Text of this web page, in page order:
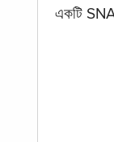
একটি